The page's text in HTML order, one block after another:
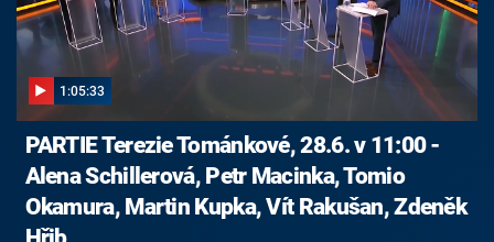
1:05:33
PARTIE Terezie Tománkové, 28.6. v 11:00 -
Alena Schillerová, Petr Macinka, Tomio
Okamura, Martin Kupka, Vít Rakušan, Zdeněk